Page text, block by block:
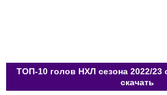
ТОП-10 голов НХЛ сезона 2022/23
скачать